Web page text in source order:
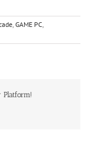
, GAME PC,
Platform!